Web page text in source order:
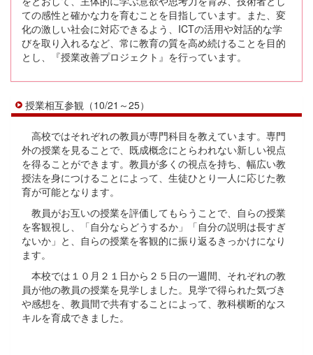
ての感性と確かな力を育むことを目指しています。また、変
化の激しい社会に対応できるよう、ICTの活用や対話的な学
びを取り入れるなど、常に教育の質を高め続けることを目的
とし、『授業改善プロジェクト』を行っています。
授業相互参観（10/21～25）
高校ではそれぞれの教員が専門科目を教えています。専門
外の授業を見ることで、既成概念にとらわれない新しい視点
を得ることができます。教員が多くの視点を持ち、幅広い教
授法を身につけることによって、生徒ひとり一人に応じた教
育が可能となります。
教員がお互いの授業を評価してもらうことで、自らの授業
を客観視し、「自分ならどうするか」「自分の説明は長すぎ
ないか」と、自らの授業を客観的に振り返るきっかけになり
ます。
本校では１０月２１日から２５日の一週間、それぞれの教
員が他の教員の授業を見学しました。見学で得られた気づき
や感想を、教員間で共有することによって、教科横断的なス
キルを育成できました。